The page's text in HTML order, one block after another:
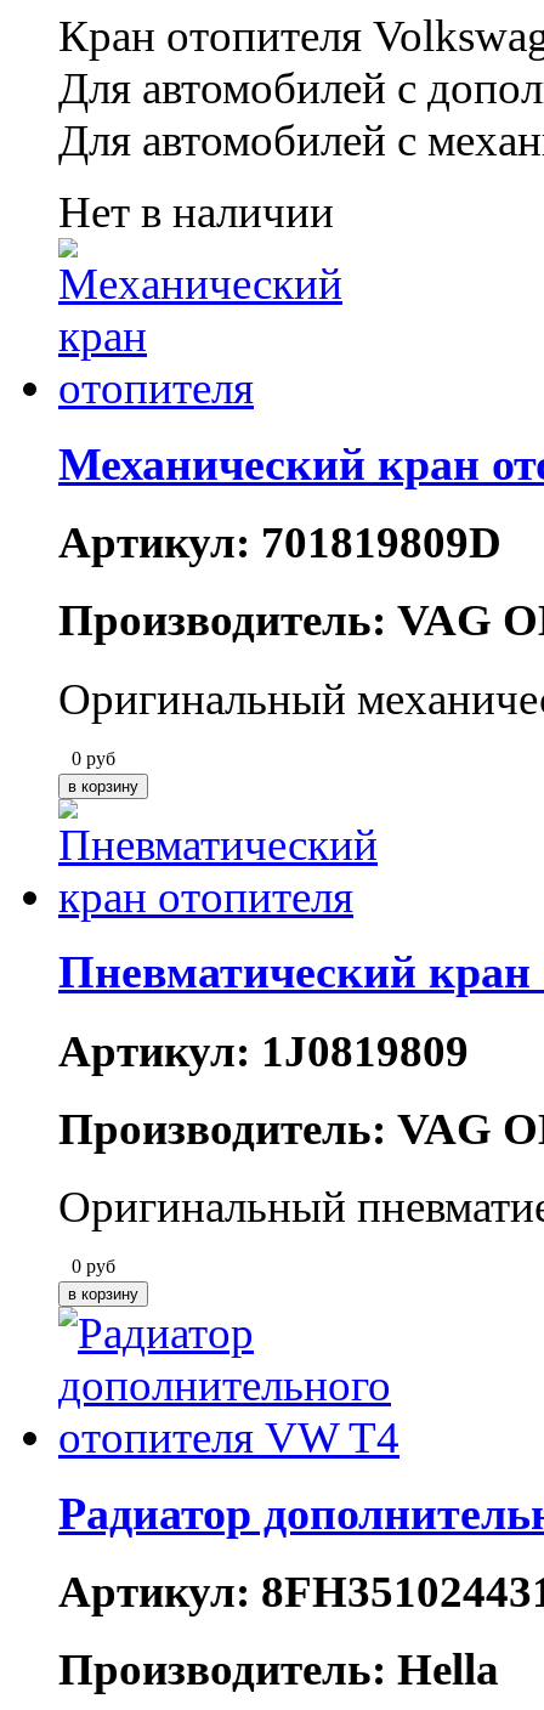
Кран отопителя
Для автомобилей с
Для автомобилей с
Нет в наличии
Механический кран
Артикул: 701819809D
Производитель: VAG
Оригинальный
0 руб
Пневматический кран
Артикул: 1J0819809
Производитель: VAG
Оригинальный
0 руб
Радиатор
Артикул:
Производитель: Hella